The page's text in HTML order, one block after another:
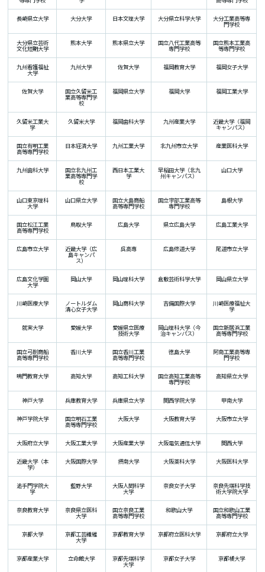
長崎県立大学 大分大学 日本文理大学 大分県立科学大学 大分工業高等専
門学校
大分県立芸術
文化短期大学
熊本大学 熊本県立大学 国立八代工業高等
専門学校
国立熊本工業高
等専門学校
九州看護福祉
大学
九州大学 佐賀大学 福岡教育大学 福岡女子大学
佐賀大学 国立久留米工
業高等専門学
校
福岡県立大学 福岡大学 福岡工業大学
久留米工業大
学
久留米大学 福岡歯科大学 九州産業大学 近畿大学（福岡
キャンパス）
国立有明工業
高等専門学校
日本経済大学 九州工業大学 北九州市立大学 産業医科大学
九州歯科大学 国立北九州工
業高等専門学
校
西日本工業大
学
早稲田大学（北九
州キャンパス）
山口大学
山口東京理科
大学
山口県立大学 国立大島商船
高等専門学校
国立宇部工業高等
専門学校
島根大学
国立松江工業
高等専門学校
鳥取大学 広島大学 県立広島大学 広島工業大学
広島市立大学 近畿大学（広
島キャンパ
ス）
呉高専 広島修道大学 尾道市立大学
広島文化学園
大学
岡山大学 岡山理科大学 倉敷芸術科学大学 岡山県立大学
川崎医療大学 ノートルダム
清心女子大学
岡山商科大学 吉備国際大学 川崎医療福祉大
学
就実大学 愛媛大学 愛媛県立医療
技術大学
岡山理科大学（今
治キャンパス）
国立新居浜工業
高等専門学校
国立弓削商船
高等専門学校
香川大学 国立香川工業
高等専門学校
徳島大学 阿南工業高等専
門学校
鳴門教育大学 高知大学 高知工科大学 国立高知工業高等
専門学校
高知県立大学
神戸大学 兵庫教育大学 兵庫県立大学 関西学院大学 甲南大学
神戸学院大学 国立明石工業
高等専門学校
大阪大学 大阪教育大学 大阪市立大学
大阪府立大学 大阪工業大学 大阪産業大学 大阪電気通信大学 関西大学
近畿大学（本
学）
大阪国際大学 摂南大学 大阪薬科大学 大阪医科大学
追手門学院大
学
藍野大学 大阪人間科学
大学
奈良女子大学 奈良先端科学技
術大学院大学
奈良教育大学 奈良県立医科
大学
国立奈良工業
高等専門学校
和歌山大学 国立和歌山工業
高等専門学校
京都大学 京都工芸繊維
大学
京都教育大学 京都府立医科大学 京都府立大学
京都産業大学 立命館大学 京都先端科学
大学
京都女子大学 京都橘大学